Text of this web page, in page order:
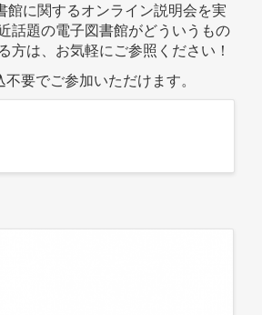
館に関するオンライン説明会を実
話題の電子図書館がどういうもの
方は、お気軽にご参照ください！
要でご参加いただけます。